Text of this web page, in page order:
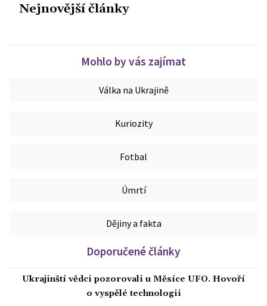
Nejnovější články
Mohlo by vás zajímat
Válka na Ukrajině
Kuriozity
Fotbal
Úmrtí
Dějiny a fakta
Doporučené články
Ukrajinští vědci pozorovali u Měsíce UFO. Hovoří
o vyspělé technologii